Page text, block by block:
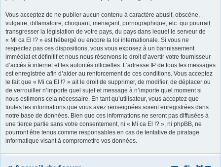
Vous acceptez de ne publier aucun contenu à caractère abusif, obscène,
vulgaire, diffamatoire, choquant, menaçant, pornographique, etc. qui pourrait
transgresser la législation de votre pays, du pays dans lequel le serveur de
« Mi ca El !? » est hébergé ou encore la loi internationale. Si vous ne
respectez pas ces dispositions, vous vous exposez à un bannissement
immédiat et définitif et nous nous réservons le droit d’avertir votre fournisseur
d’accès à internet et les autorités officielles. L’adresse IP de tous les messages
est enregistrée afin d’aider au renforcement de ces conditions. Vous acceptez
le fait que « Mi ca El !? » ait le droit de supprimer, de modifier, de déplacer ou
de verrouiller n’importe quel sujet et message à n’importe quel moment si
nous estimons cela nécessaire. En tant qu’utilisateur, vous acceptez que
toutes les informations que vous avez renseignées soient enregistrées dans
notre base de données. Bien que ces informations ne seront pas diffusées à
une tierce partie sans votre consentement, ni « Mi ca El !? », ni phpBB, ne
pourront être tenus comme responsables en cas de tentative de piratage
informatique visant à compromettre vos données.